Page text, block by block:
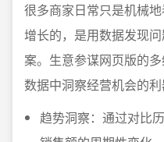
很多商家日常只是机械
增长的，是用数据发现
案。生意参谋网页版的
数据中洞察经营机会的利
趋势洞察：通过对比